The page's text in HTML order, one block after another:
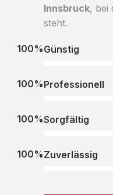
Innsbruck, bei
steht.
Günstig
100%
Professionell
100%
Sorgfältig
100%
Zuverlässig
100%